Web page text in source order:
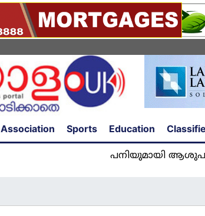
Association Sports Education
പനിയുമായി ആശുപത്രിയിൽ